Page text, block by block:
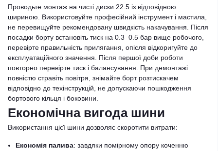
Проводьте монтаж на чисті диски 22.5 із відповідною
шириною. Використовуйте професійний інструмент і мастила,
не перевищуйте рекомендовану швидкість накачування. Після
посадки борту встановіть тиск на 0.3–0.5 бар вище робочого,
перевірте правильність прилягання, опісля відкоригуйте до
експлуатаційного значення. Після першої доби роботи
повторно перевірте тиск і балансування. При демонтажі
повністю стравіть повітря, знімайте борт розтискачем
відповідно до техінструкцій, не допускаючи пошкодження
бортового кільця і боковини.
Економічна вигода шини
Використання цієї шини дозволяє скоротити витрати:
Економія палива: завдяки помірному опору коченню